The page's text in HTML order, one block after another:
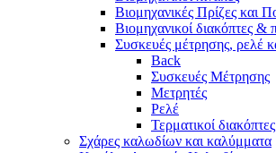
Βιομηχανικές Πρίζες και
Βιομηχανικοί διακόπτες &
Συσκευές μέτρησης, ρελέ
Back
Συσκευές Μέτρησης
Μετρητές
Ρελέ
Τερματικοί διακόπτες
Σχάρες καλωδίων και καλύμματα